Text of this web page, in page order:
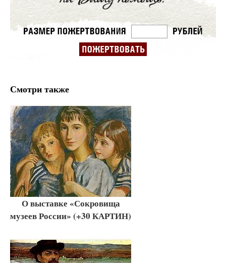
Смотри также
О выставке «Сокровища
музеев России» (+30 КАРТИН)